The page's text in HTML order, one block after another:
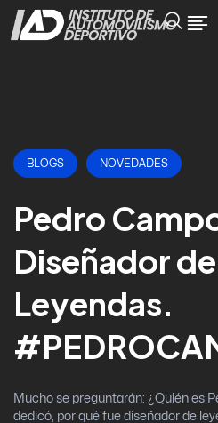
BLOGS NOVEDADES
Pedro
Diseñador de
Leyendas.
Mucho se preguntarán: ¿Quién es
dedicó, por qué fue diseñador de